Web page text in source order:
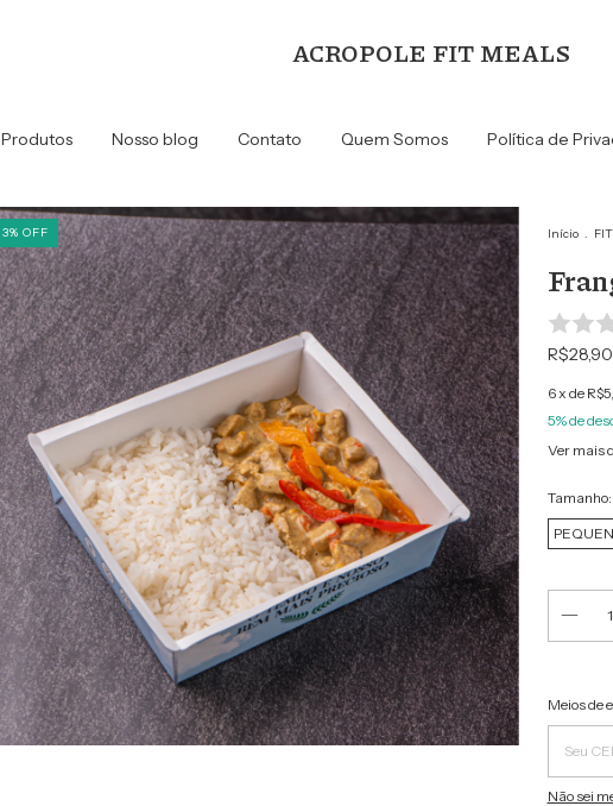
ACROPOLE FIT MEALS
Produtos Nosso blog Contato Quem Somos Política de
3% OFF Início .
R$28,90
6x de
5% de
Ver mais
Tamanho:
Entregas
Meios de
Não sei